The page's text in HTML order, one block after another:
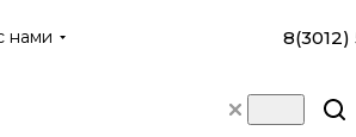
нами